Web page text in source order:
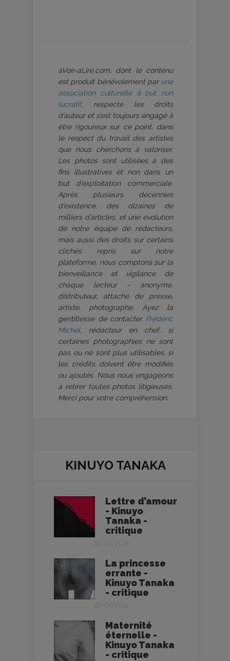
aVoir-aLire.com, dont le contenu
est produit bénévolement par une
association culturelle à but non
lucratif, respecte les droits
d’auteur et s’est toujours engagé à
être rigoureux sur ce point, dans
le respect du travail des artistes
que nous cherchons à valoriser.
Les photos sont utilisées à des
fins illustratives et non dans un
but d’exploitation commerciale.
Après plusieurs décennies
d’existence, des dizaines de
milliers d’articles, et une évolution
de notre équipe de rédacteurs,
mais aussi des droits sur certains
clichés repris sur notre
plateforme, nous comptons sur la
bienveillance et vigilance de
chaque lecteur - anonyme,
distributeur, attaché de presse,
artiste, photographe. Ayez la
gentillesse de contacter Frédéric
Michel, rédacteur en chef, si
certaines photographies ne sont
pas ou ne sont plus utilisables, si
les crédits doivent être modifiés
ou ajoutés. Nous nous engageons
à retirer toutes photos litigieuses.
Merci pour votre compréhension.
KINUYO TANAKA
Lettre d’amour
- Kinuyo
Tanaka -
critique
16/02/2022
La princesse
errante -
Kinuyo Tanaka
- critique
16/02/2022
Maternité
éternelle -
Kinuyo Tanaka
- critique